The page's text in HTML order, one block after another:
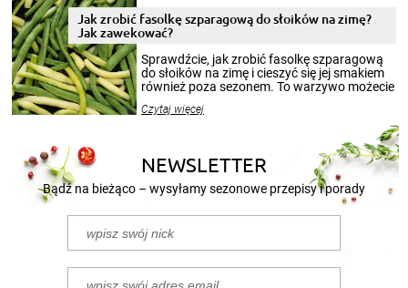
pełni poczuć atmosferę cieplejszych
miesięcy. Przygotowanie słoików ze
patenty, które pozwolą zachować świeżość
przetworów.
Jak zrobić fasolkę szparagową do słoików na zimę?
Jak zawekować?
Sprawdźcie, jak zrobić fasolkę szparagową
do słoików na zimę i cieszyć się jej smakiem
również poza sezonem. To warzywo możecie
nasze propozycje!
Czytaj więcej
NEWSLETTER
Bądź na bieżąco – wysyłamy sezonowe przepisy i porady